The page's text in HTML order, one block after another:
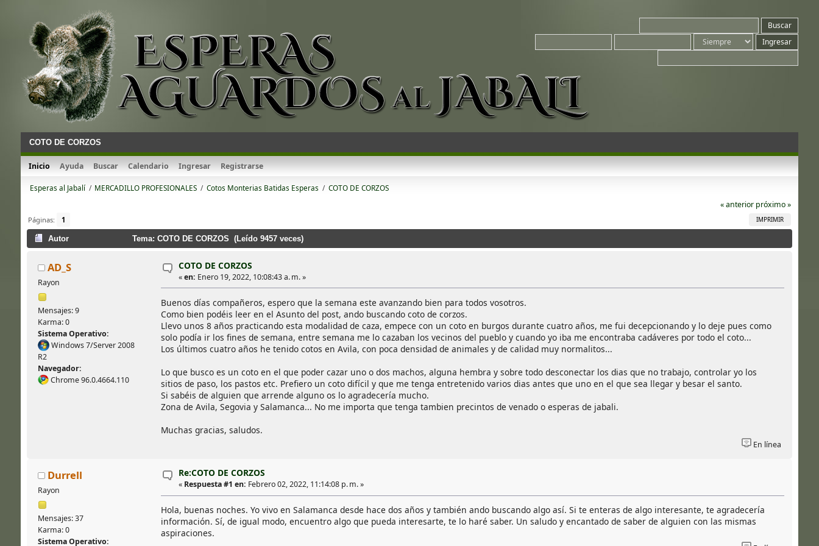
COTO DE CORZOS
Inicio Ayuda Buscar Calendario Ingresar Registrarse
Esperas al Jabalí/ MERCADILLO PROFESIONALES / Cotos Monterias Batidas Esperas / COTO DE CORZOS
« anterior próximo »
IMPRIMIR
Páginas: 1
Autor Tema: COTO DE CORZOS (Leído 9457 veces)
AD_S
Rayon
Mensajes: 9
Karma: 0
Sistema Operativo:
Windows 7/Server 2008
R2
Navegador:
Chrome 96.0.4664.110
COTO DE CORZOS
«en: Enero 19, 2022, 10:08:43 a. m. »
Buenos días compañeros, espero que la semana este avanzando bien para todos vosotros.
Como bien podéis leer en el Asunto del post, ando buscando coto de corzos.
Llevo unos 8 años practicando esta modalidad de caza, empece con un coto en burgos durante cuatro años, me fui decepcionando y lo deje pues como
solo podía ir los fines de semana, entre semana me lo cazaban los vecinos del pueblo y cuando yo iba me encontraba cadáveres por todo el coto...
Los últimos cuatro años he tenido cotos en Avila, con poca densidad de animales y de calidad muy normalitos...
Lo que busco es un coto en el que poder cazar uno o dos machos, alguna hembra y sobre todo desconectar los dias que no trabajo, controlar yo los
sitios de paso, los pastos etc. Prefiero un coto difícil y que me tenga entretenido varios dias antes que uno en el que sea llegar y besar el santo.
Si sabéis de alguien que arrende alguno os lo agradecería mucho.
Zona de Avila, Segovia y Salamanca... No me importa que tenga tambien precintos de venado o esperas de jabali.
Muchas gracias, saludos.
En línea
Durrell
Rayon
Mensajes: 37
Karma: 0
Sistema Operativo:
Re:COTO DE CORZOS
« Respuesta #1 en: Febrero 02, 2022, 11:14:08 p. m. »
Hola, buenas noches. Yo vivo en Salamanca desde hace dos años y también ando buscando algo así. Si te enteras de algo interesante, te agradecería
información. Sí, de igual modo, encuentro algo que pueda interesarte, te lo haré saber. Un saludo y encantado de saber de alguien con las mismas
aspiraciones.